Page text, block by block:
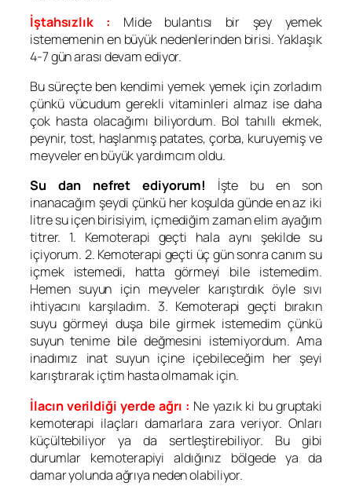
İştahsızlık :
Mide bulantısı bir şey yemek
istememenin en büyük nedenlerinden birisi. Yaklaşık
4-7 gün arası devam ediyor.
Bu süreçte ben kendimi yemek yemek için zorladım
çünkü vücudum gerekli vitaminleri almaz ise daha
çok hasta olacağımı biliyordum. Bol tahıllı ekmek,
peynir, tost, haşlanmış patates, çorba, kuruyemiş ve
meyveler en büyük yardımcım oldu.
Su dan nefret ediyorum!
İşte bu en son
inanacağım şeydi çünkü her koşulda günde en az iki
litre su içen birisiyim, içmediğim zaman elim ayağım
titrer. 1. Kemoterapi geçti hala aynı şekilde su
içiyorum. 2. Kemoterapi geçti üç gün sonra canım su
içmek istemedi, hatta görmeyi bile istemedim.
Hemen suyun için meyveler karıştırdık öyle sıvı
ihtiyacını karşıladım. 3. Kemoterapi geçti bırakın
suyu görmeyi duşa bile girmek istemedim çünkü
suyun tenime bile değmesini istemiyordum. Ama
inadımız inat suyun içine içebileceğim her şeyi
karıştırarak içtim hasta olmamak için.
İlacın verildiği yerde ağrı : Ne yazık ki bu gruptaki
kemoterapi ilaçları damarlara zara veriyor. Onları
küçültebiliyor ya da sertleştirebiliyor. Bu gibi
durumlar kemoterapiyi aldığınız bölgede ya da
damar yolunda ağrıya neden olabiliyor.